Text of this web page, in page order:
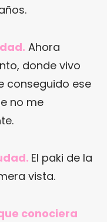
Ahora
donde vivo
conseguido ese
no me
El paki de la
vista.
conociera